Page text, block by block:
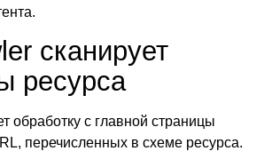
сканирует
ресурса
обработку с главной страницы
перечисленных в схеме ресурса.